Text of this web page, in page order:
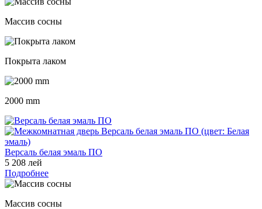
Массив сосны
Покрыта лаком
2000 mm
Версаль белая эмаль ПО
5 208 лей
Подробнее
Массив сосны